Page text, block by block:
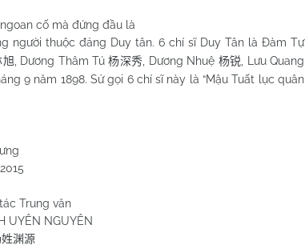
cố mà đứng đầu là
người thuộc đảng Duy tân. 6 chí sĩ Duy Tân là Đàm Tự
旭, Dương Thâm Tú杨深秀 , Dương Nhuệ 杨锐
, Lưu Quang
9 năm 1898. Sử gọi 6 chí sĩ này là “Mậu Tuất lục quân
Trung văn
UYÊN NGUYÊN
渊源